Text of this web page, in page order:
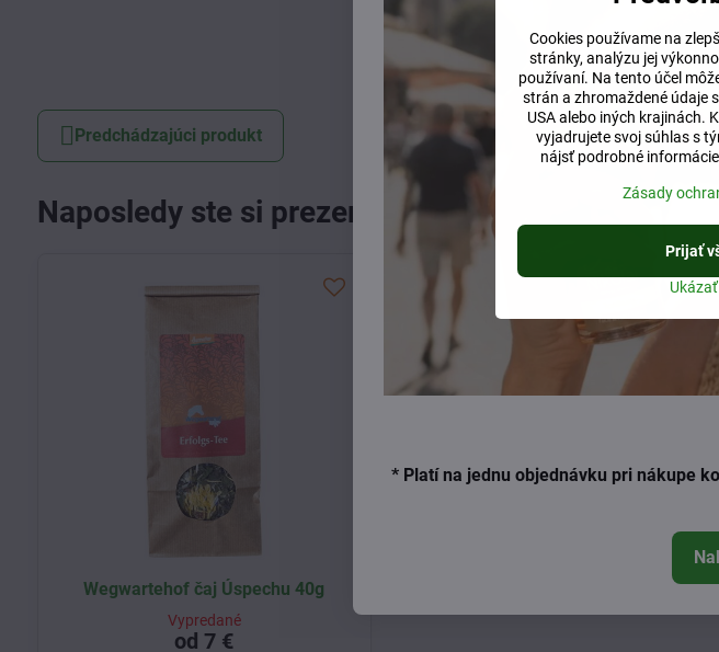
Predchádzajúci produkt
Naposledy ste si prezerali
Wegwartehof čaj Úspechu 40g
Vypredané
od 7 €
Cookies používame na
stránky, analýzu jej
používaní. Na tento účel
strán a zhromaždené údaje
USA alebo iných krajinách.
vyjadrujete svoj súhlas s
nájsť podrobné
Zásady
Prijať
* Platí na jednu objednávku pri nákupe